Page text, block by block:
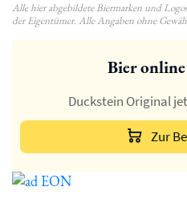
Alle hier abgebildete Biermarken und
der Eigentümer. Alle Angaben ohne
Bier
Duckstein Original
Zur